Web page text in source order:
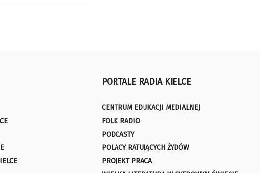
PORTALE RADIA KIELCE
CENTRUM EDUKACJI MEDIALNEJ
FOLK RADIO
PODCASTY
POLACY RATUJĄCYCH ŻYDÓW
PROJEKT PRACA